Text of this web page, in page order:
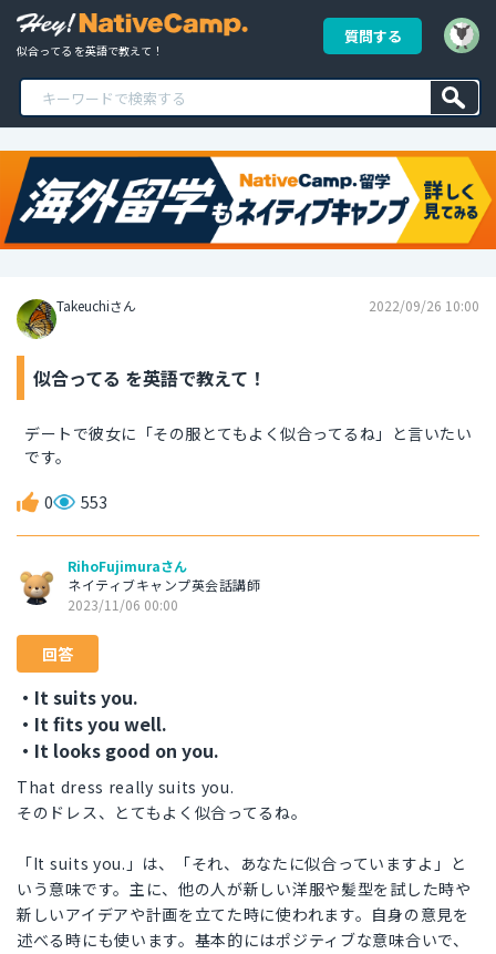
似合ってる を英語で教えて！
質問する
Takeuchiさん 2022/09/26 10:00
似合ってる を英語で教えて！
デートで彼女に「その服とてもよく似合ってるね」と言いたい
です。
0 553
RihoFujimuraさん
ネイティブキャンプ英会話講師
2023/11/06 00:00
回答
・It suits you.
・It fits you well.
・It looks good on you.
That dress really suits you.
そのドレス、とてもよく似合ってるね。
「It suits you.」は、「それ、あなたに似合っていますよ」と
いう意味です。主に、他の人が新しい洋服や髪型を試した時や
新しいアイデアや計画を立てた時に使われます。自身の意見を
述べる時にも使います。基本的にはポジティブな意味合いで、